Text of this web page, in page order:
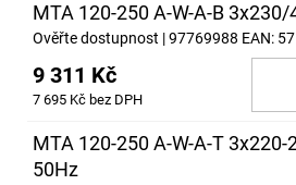
MTA 120-250 A-W-A-B
Ověřte dostupnost | 97769988 EAN:
9 311 Kč
7 695 Kč bez DPH
MTA 120-250 A-W-A-T 3x220-
50Hz